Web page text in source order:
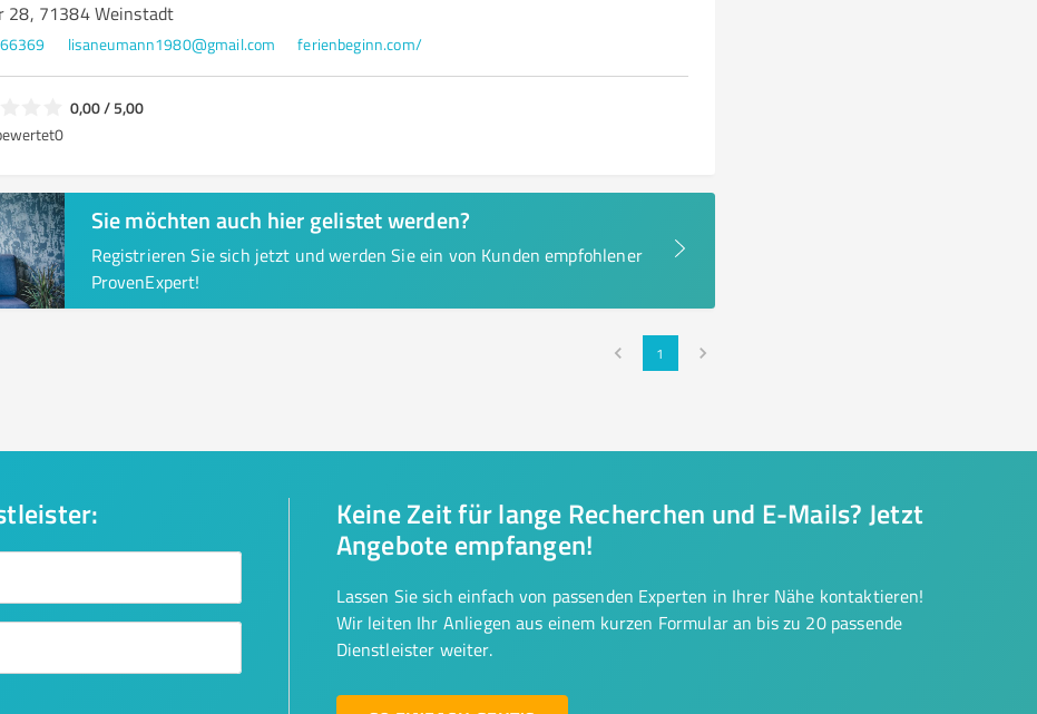
28, 71384 Weinstadt
lisaneumann1980@gmail.com ferienbeginn.com/
0,00 / 5,00
0
Sie möchten auch hier gelistet werden?
Registrieren Sie sich jetzt und werden Sie ein von Kunden empfohlener
ProvenExpert!
1
Keine Zeit für lange Recherchen und E-Mails? Jetzt
Angebote empfangen!
Lassen Sie sich einfach von passenden Experten in Ihrer Nähe kontaktieren!
Wir leiten Ihr Anliegen aus einem kurzen Formular an bis zu 20 passende
Dienstleister weiter.